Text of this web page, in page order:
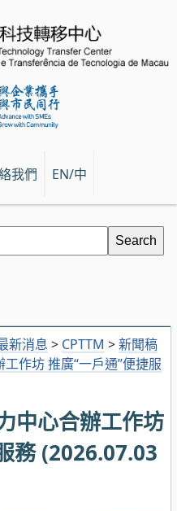
我們 EN/中
新消息 > CPTTM >新聞稿
作坊 推廣“一戶通”便捷服
中心合辦工作坊
務 (2026.07.03